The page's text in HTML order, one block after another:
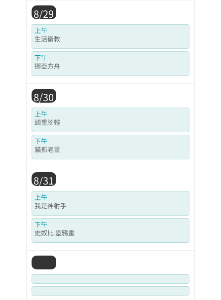
8/29
上午
生活衛教
下午
挪亞方舟
8/30
上午
頭重腳輕
下午
貓抓老鼠
8/31
上午
我是神射手
下午
史奴比 塗鴉畫